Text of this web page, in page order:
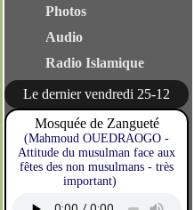
Photos
Audio
Radio Islamique
Le dernier vendredi 25-12
Mosquée de Zangueté
(Mahmoud OUEDRAOGO -
Attitude du musulman face aux
fêtes des non musulmans - très
important)